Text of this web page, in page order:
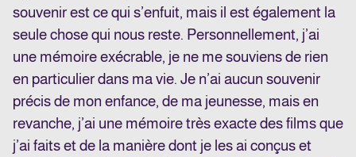
souvenir est ce qui s’enfuit, mais il est également la
seule chose qui nous reste. Personnellement, j’ai
une mémoire exécrable, je ne me souviens de rien
en particulier dans ma vie. Je n’ai aucun souvenir
précis de mon enfance, de ma jeunesse, mais en
revanche, j’ai une mémoire très exacte des films que
j’ai faits et de la manière dont je les ai conçus et